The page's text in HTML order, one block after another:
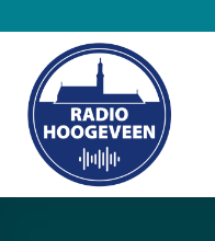
content